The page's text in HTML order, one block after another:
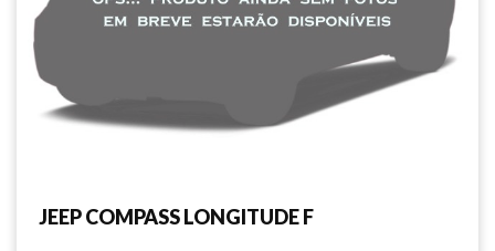
JEEP COMPASS LONGITUDE F